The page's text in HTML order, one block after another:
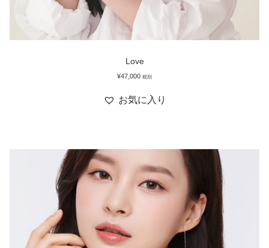
Love
¥47,000 税別
お気に入り